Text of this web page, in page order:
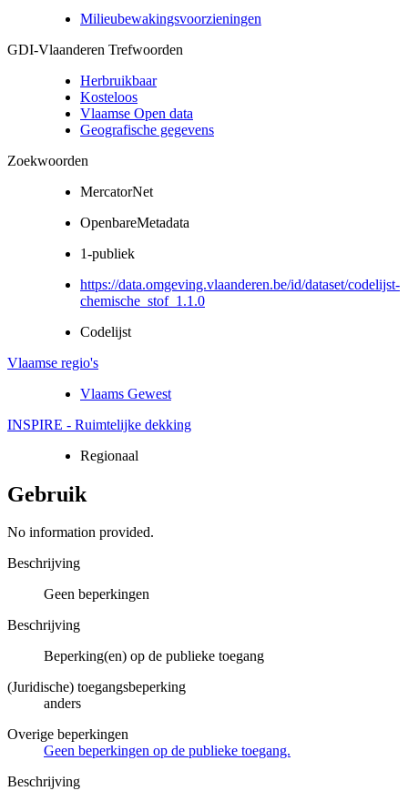
Milieubewakingsvoorzieningen
GDI-Vlaanderen Trefwoorden
Herbruikbaar
Kosteloos
Vlaamse Open data
Geografische gegevens
Zoekwoorden
MercatorNet
OpenbareMetadata
1-publiek
https://data.omgeving.vlaanderen.be/id/dataset/codelijst-
chemische_stof_1.1.0
Codelijst
Vlaamse regio's
Vlaams Gewest
INSPIRE - Ruimtelijke dekking
Regionaal
Gebruik
No information provided.
Beschrijving
Geen beperkingen
Beschrijving
Beperking(en) op de publieke toegang
(Juridische) toegangsbeperking
anders
Overige beperkingen
Geen beperkingen op de publieke toegang.
Beschrijving